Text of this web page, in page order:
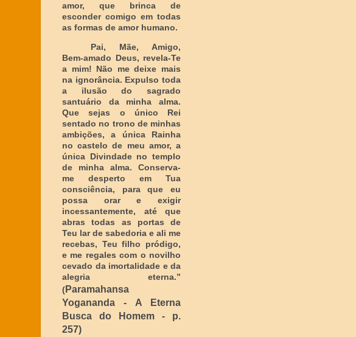
amor, que brinca de
esconder comigo em todas
as formas de amor humano.
Pai, Mãe, Amigo,
Bem-amado Deus, revela-Te
a mim! Não me deixe mais
na ignorância. Expulso toda
a ilusão do sagrado
santuário da minha alma.
Que sejas o único Rei
sentado no trono de minhas
ambições, a única Rainha
no castelo de meu amor, a
única Divindade no templo
de minha alma. Conserva-
me desperto em Tua
consciência, para que eu
possa orar e exigir
incessantemente, até que
abras todas as portas de
Teu lar de sabedoria e ali me
recebas, Teu filho pródigo,
e me regales com o novilho
cevado da imortalidade e da
alegria eterna.”
( Paramahansa
Yogananda - A Eterna
Busca do Homem - p.
257)